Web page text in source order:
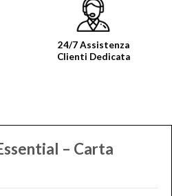
24/7 Assistenza
Clienti Dedicata
– Carta